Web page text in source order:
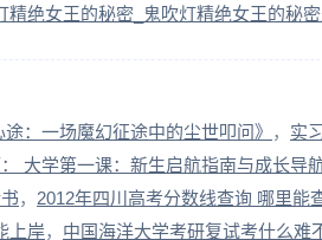
精绝女王的秘密_鬼吹灯精绝女王的秘
：一场魔幻征途中的尘世叩问》
实
大学第一课：新生启航指南与成长导
2012年四川高考分数线查询 哪里能
上岸
中国海洋大学考研复试考什么难